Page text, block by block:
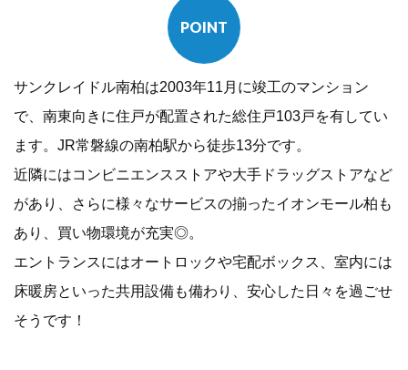
POINT
サンクレイドル南柏は2003年11月に竣工のマンション
で、南東向きに住戸が配置された総住戸103戸を有してい
ます。JR常磐線の南柏駅から徒歩13分です。
近隣にはコンビニエンスストアや大手ドラッグストアなど
があり、さらに様々なサービスの揃ったイオンモール柏も
あり、買い物環境が充実◎。
エントランスにはオートロックや宅配ボックス、室内には
床暖房といった共用設備も備わり、安心した日々を過ごせ
そうです！